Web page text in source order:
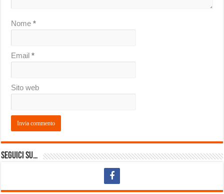
Nome*
Email*
Sito web
Seguici su…